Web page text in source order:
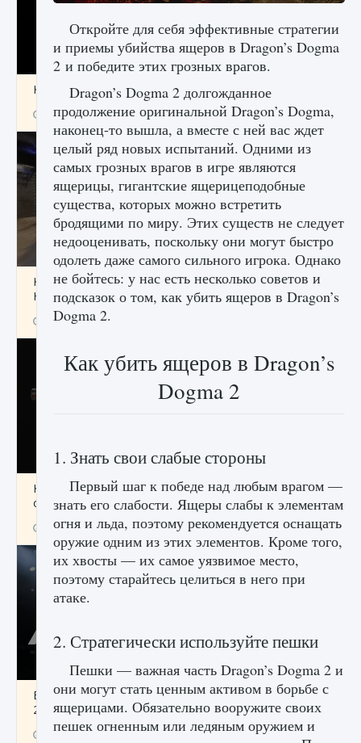
Как получить Thunder Egg в Stardew Valley
9 августа 2024 1 244 0 0
Как исправить неработающие награды For
Honor
9 августа 2024
Как разблокировать чертеж счастливого
оружия в MW3 и Warzone
9 августа 2024 1 151 0 0
Все новые функции Ultimate Team в EA FC
25
9 августа 2024 1 297 0 0
Откройте для себя эффективные стратегии
и приемы убийства ящеров в Dragon’s Dogma
2 и победите этих грозных врагов.
Dragon’s Dogma 2 долгожданное
продолжение оригинальной Dragon’s Dogma,
наконец-то вышла, а вместе с ней вас ждет
целый ряд новых испытаний. Одними из
самых грозных врагов в игре являются
ящерицы, гигантские ящерицеподобные
существа, которых можно встретить
бродящими по миру. Этих существ не следует
недооценивать, поскольку они могут быстро
одолеть даже самого сильного игрока. Однако
не бойтесь: у нас есть несколько советов и
подсказок о том, как убить ящеров в Dragon’s
Dogma 2.
Как убить ящеров в Dragon’s
Dogma 2
1. Знать свои слабые стороны
Первый шаг к победе над любым врагом —
знать его слабости. Ящеры слабы к элементам
огня и льда, поэтому рекомендуется оснащать
оружие одним из этих элементов. Кроме того,
их хвосты — их самое уязвимое место,
поэтому старайтесь целиться в него при
атаке.
2. Стратегически используйте пешки
Пешки — важная часть Dragon’s Dogma 2 и
они могут стать ценным активом в борьбе с
ящерицами. Обязательно вооружите своих
пешек огненным или ледяным оружием и